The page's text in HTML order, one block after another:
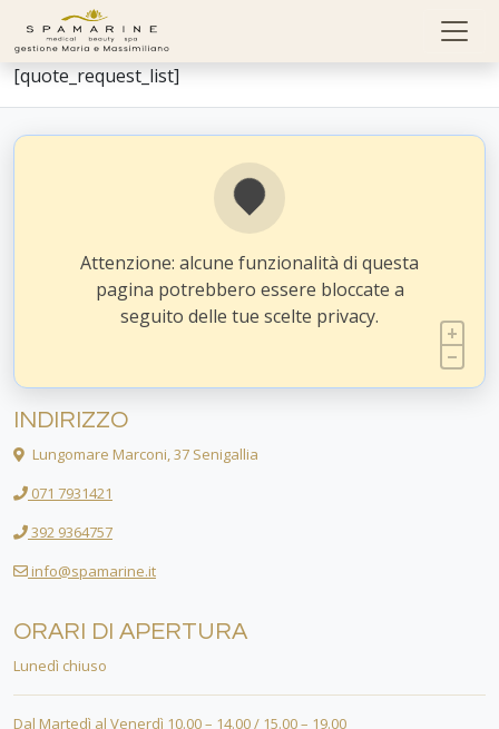
Skip to content
[quote_request_list]
Attenzione: alcune funzionalità di questa
pagina potrebbero essere bloccate a
seguito delle tue scelte privacy.
INDIRIZZO
Lungomare Marconi, 37 Senigallia
071 7931421
392 9364757
info@spamarine.it
ORARI DI APERTURA
Lunedì chiuso
Dal Martedì al Venerdì 10.00 – 14.00 / 15.00 – 19.00